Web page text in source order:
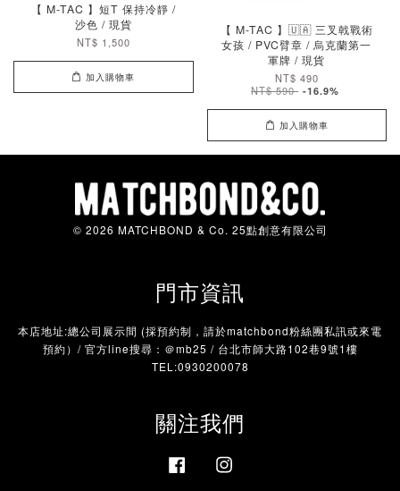
【 M-TAC 】短T 保持冷靜 /
沙色 / 現貨
NT$ 1,500
加入購物車
【 M-TAC 】🇺🇦 三叉戟戰術
女孩 / PVC臂章 / 烏克蘭第一
軍牌 / 現貨
NT$ 490
NT$ 590 -16.9%
加入購物車
© 2026 MATCHBOND & Co. 25點創意有限公司
門市資訊
本店地址:總公司展示間 (採預約制，請於matchbond粉絲團私訊或來電
預約）/ 官方line搜尋：＠mb25 / 台北市師大路102巷9號1樓
TEL:0930200078
關注我們
Facebook